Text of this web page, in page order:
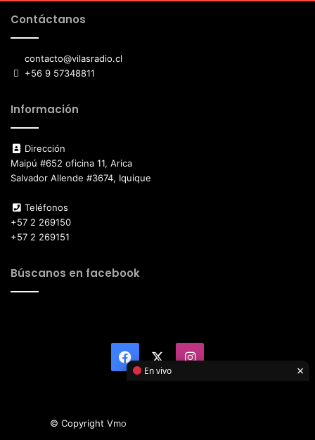
Contáctanos
contacto@vilasradio.cl
+56 9 57348811
Información
Dirección
Maipú #652 oficina 11, Arica
Salvador Allende #3674, Iquique
Teléfonos
+57 2 269150
+57 2 269151
Búscanos en facebook
Facebook Instagram
© Copyright Vmotor TI 2026, All Rights Reserved
En vivo ×